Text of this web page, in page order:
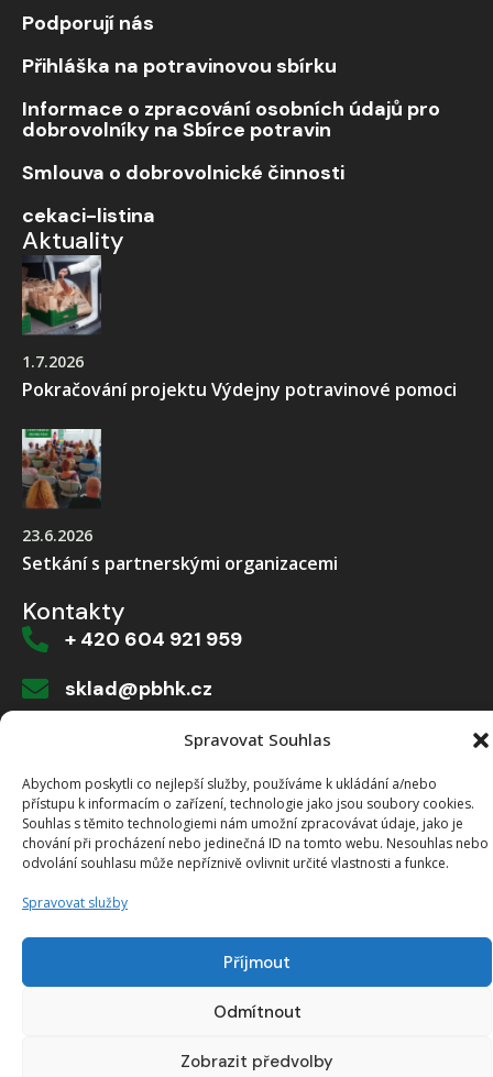
Spravovat Souhlas
Abychom poskytli co nejlepší služby, používáme k ukládání a/nebo
přístupu k informacím o zařízení, technologie jako jsou soubory cookies.
Souhlas s těmito technologiemi nám umožní zpracovávat údaje, jako je
chování při procházení nebo jedinečná ID na tomto webu. Nesouhlas nebo
odvolání souhlasu může nepříznivě ovlivnit určité vlastnosti a funkce.
Spravovat služby
Příjmout
Odmítnout
Zobrazit předvolby
Podporují nás
Přihláška na potravinovou sbírku
Informace o zpracování osobních údajů pro
dobrovolníky na Sbírce potravin
Smlouva o dobrovolnické činnosti
cekaci-listina
Aktuality
1.7.2026
Pokračování projektu Výdejny potravinové pomoci
23.6.2026
Setkání s partnerskými organizacemi
Kontakty
+ 420 604 921 959
sklad@pbhk.cz
Dvorská 916/1a, 503 11 Hradec Králové
Vytvořeno od >robology